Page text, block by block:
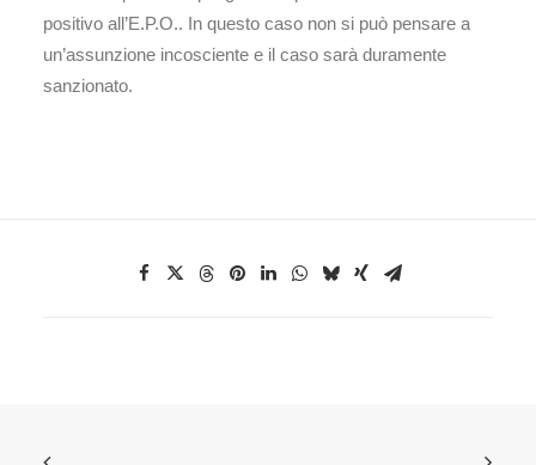
positivo all’E.P.O.. In questo caso non si può pensare a
un’assunzione incosciente e il caso sarà duramente
sanzionato.